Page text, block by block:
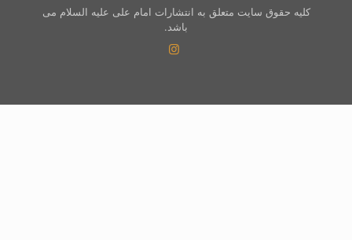
کلیه حقوق سایت متعلق به انتشارات امام علی علیه السلام می
باشد.